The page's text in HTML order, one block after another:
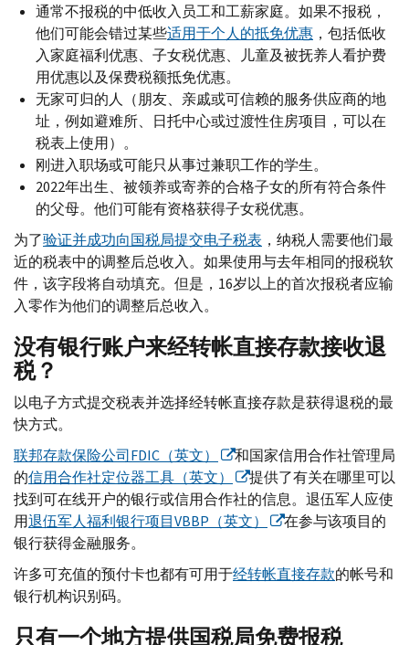
通常不报税的中低收入员工和工薪家庭。如果不报税，
他们可能会错过某些适用于个人的抵免优惠 ，包括低收
入家庭福利优惠、子女税优惠、儿童及被抚养人看护费
用优惠以及保费税额抵免优惠。
无家可归的人（朋友、亲戚或可信赖的服务供应商的地
址，例如避难所、日托中心或过渡性住房项目，可以在
税表上使用）。
刚进入职场或可能只从事过兼职工作的学生。
2022年出生、被领养或寄养的合格子女的所有符合条件
的父母。他们可能有资格获得子女税优惠。
为了验证并成功向国税局提交电子税表 ，纳税人需要他们最
近的税表中的调整后总收入。如果使用与去年相同的报税软
件，该字段将自动填充。但是，16岁以上的首次报税者应输
入零作为他们的调整后总收入。
没有银行账户来经转帐直接存款接收退
税？
以电子方式提交税表并选择经转帐直接存款是获得退税的最
快方式。
联邦存款保险公司FDIC （英文）
和国家信用合作社管理局
的信用合作社定位器工具（英文）
提供了有关在哪里可以
找到可在线开户的银行或信用合作社的信息。退伍军人应使
用退伍军人福利银行项目VBBP （英文）
在参与该项目的
银行获得金融服务。
许多可充值的预付卡也都有可用于经转帐直接存款的帐号和
银行机构识别码。
只有一个地方提供国税局免费报税